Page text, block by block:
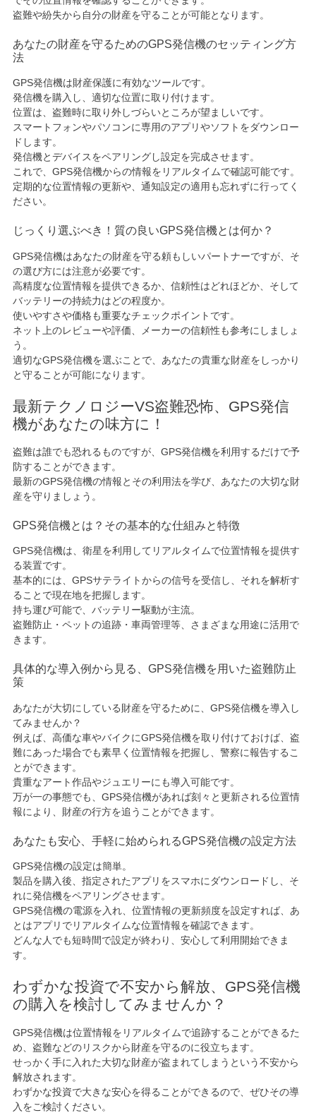
盗難や紛失から自分の財産を守ることが可能となります。
あなたの財産を守るためのGPS発信機のセッティング方
法
GPS発信機は財産保護に有効なツールです。
発信機を購入し、適切な位置に取り付けます。
位置は、盗難時に取り外しづらいところが望ましいです。
スマートフォンやパソコンに専用のアプリやソフトをダウンロー
ドします。
発信機とデバイスをペアリングし設定を完成させます。
これで、GPS発信機からの情報をリアルタイムで確認可能です。
定期的な位置情報の更新や、通知設定の適用も忘れずに行ってく
ださい。
じっくり選ぶべき！質の良いGPS発信機とは何か？
GPS発信機はあなたの財産を守る頼もしいパートナーですが、そ
の選び方には注意が必要です。
高精度な位置情報を提供できるか、信頼性はどれほどか、そして
バッテリーの持続力はどの程度か。
使いやすさや価格も重要なチェックポイントです。
ネット上のレビューや評価、メーカーの信頼性も参考にしましょ
う。
適切なGPS発信機を選ぶことで、あなたの貴重な財産をしっかり
と守ることが可能になります。
最新テクノロジーVS盗難恐怖、GPS発信
機があなたの味方に！
盗難は誰でも恐れるものですが、GPS発信機を利用するだけで予
防することができます。
最新のGPS発信機の情報とその利用法を学び、あなたの大切な財
産を守りましょう。
GPS発信機とは？その基本的な仕組みと特徴
GPS発信機は、衛星を利用してリアルタイムで位置情報を提供す
る装置です。
基本的には、GPSサテライトからの信号を受信し、それを解析す
ることで現在地を把握します。
持ち運び可能で、バッテリー駆動が主流。
盗難防止・ペットの追跡・車両管理等、さまざまな用途に活用で
きます。
具体的な導入例から見る、GPS発信機を用いた盗難防止
策
あなたが大切にしている財産を守るために、GPS発信機を導入し
てみませんか？
例えば、高価な車やバイクにGPS発信機を取り付けておけば、盗
難にあった場合でも素早く位置情報を把握し、警察に報告するこ
とができます。
貴重なアート作品やジュエリーにも導入可能です。
万が一の事態でも、GPS発信機があれば刻々と更新される位置情
報により、財産の行方を追うことができます。
あなたも安心、手軽に始められるGPS発信機の設定方法
GPS発信機の設定は簡単。
製品を購入後、指定されたアプリをスマホにダウンロードし、そ
れに発信機をペアリングさせます。
GPS発信機の電源を入れ、位置情報の更新頻度を設定すれば、あ
とはアプリでリアルタイムな位置情報を確認できます。
どんな人でも短時間で設定が終わり、安心して利用開始できま
す。
わずかな投資で不安から解放、GPS発信機
の購入を検討してみませんか？
GPS発信機は位置情報をリアルタイムで追跡することができるた
め、盗難などのリスクから財産を守るのに役立ちます。
せっかく手に入れた大切な財産が盗まれてしまうという不安から
解放されます。
わずかな投資で大きな安心を得ることができるので、ぜひその導
入をご検討ください。